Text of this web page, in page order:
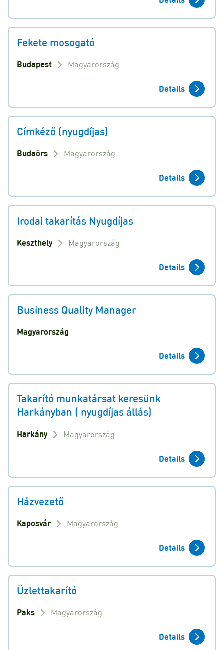
Fekete mosogató
Budapest Magyarország
Details
Címkéző (nyugdíjas)
Budaörs Magyarország
Details
Irodai takarítás Nyugdíjas
Keszthely Magyarország
Details
Business Quality Manager
Magyarország
Details
Takarító munkatársat keresünk
Harkányban ( nyugdíjas állás)
Harkány Magyarország
Details
Házvezető
Kaposvár Magyarország
Details
Üzlettakarító
Paks Magyarország
Details